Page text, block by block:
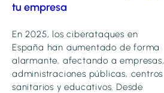
tu empresa
En 2025, los ciberataques en
España han aumentado de forma
alarmante, afectando a empresas,
administraciones públicas, centros
sanitarios y educativos. Desde